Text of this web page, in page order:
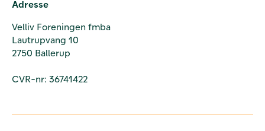
Adresse
Velliv Foreningen fmba
Lautrupvang 10
2750 Ballerup
CVR-nr: 36741422